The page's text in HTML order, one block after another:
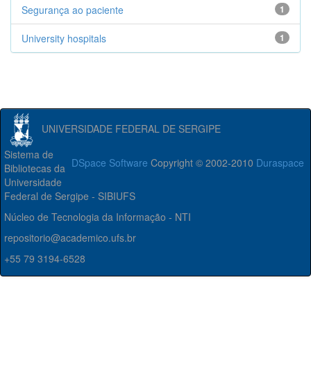
1
Segurança ao paciente
1
University hospitals
UNIVERSIDADE FEDERAL DE SERGIPE
DSpace Software Copyright © 2002-2010 Duraspace
Sistema de
Bibliotecas da
Universidade
Federal de Sergipe - SIBIUFS
Núcleo de Tecnologia da Informação - NTI
repositorio@academico.ufs.br
+55 79 3194-6528